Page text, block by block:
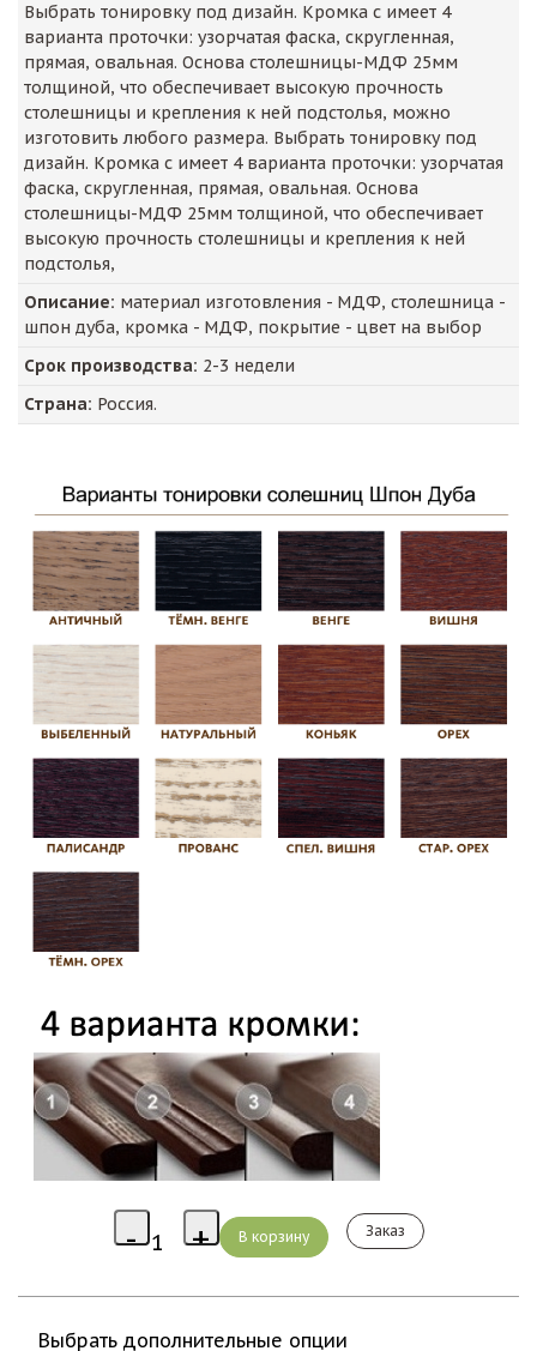
Выбрать тонировку под дизайн. Кромка с имеет 4
варианта проточки: узорчатая фаска, скругленная,
прямая, овальная. Основа столешницы-МДФ 25мм
толщиной, что обеспечивает высокую прочность
столешницы и крепления к ней подстолья, можно
изготовить любого размера. Выбрать тонировку под
дизайн. Кромка с имеет 4 варианта проточки: узорчатая
фаска, скругленная, прямая, овальная. Основа
столешницы-МДФ 25мм толщиной, что обеспечивает
высокую прочность столешницы и крепления к ней
подстолья,
Описание: материал изготовления - МДФ, столешница -
шпон дуба, кромка - МДФ, покрытие - цвет на выбор
Срок производства: 2-3 недели
Страна: Россия.
Заказ
Выбрать дополнительные опции